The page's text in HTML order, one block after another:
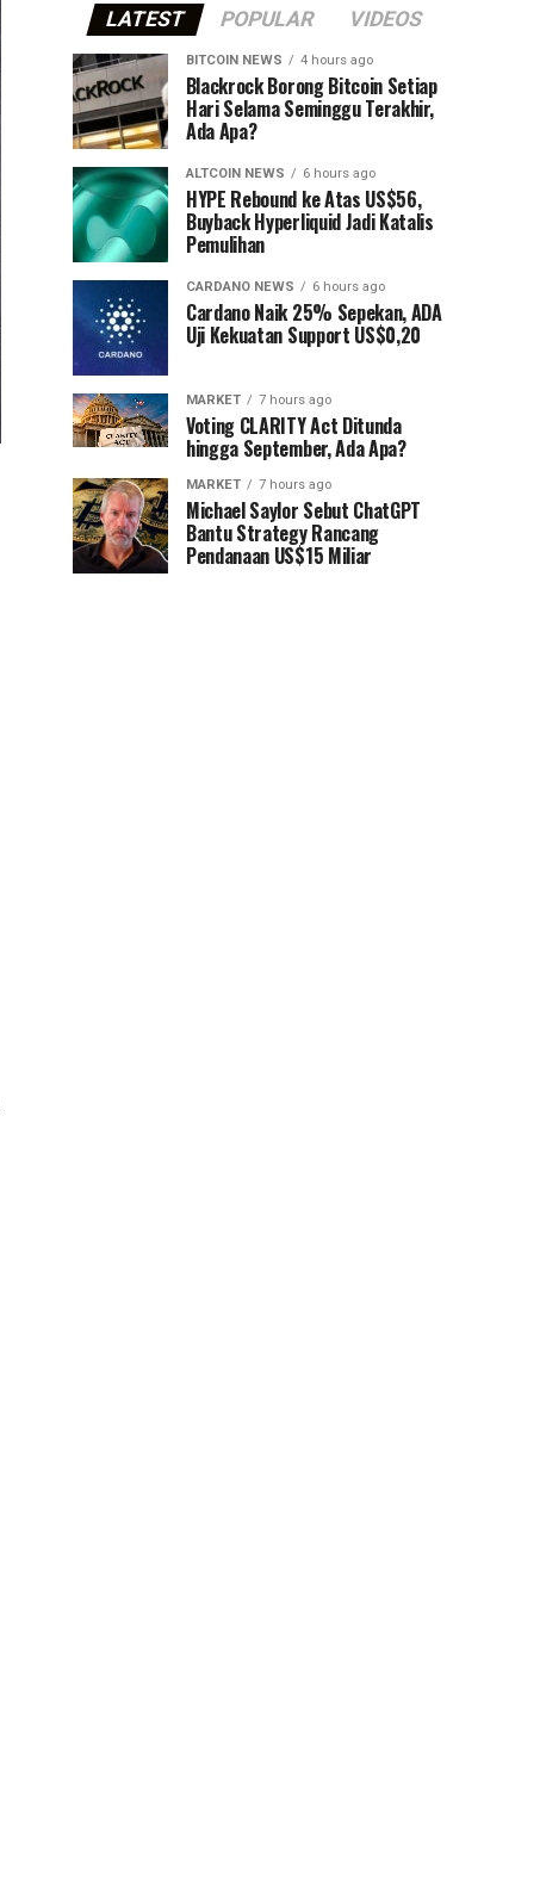
LATEST POPULAR VIDEOS
BITCOIN NEWS 4 hours ago
⁠Blackrock Borong Bitcoin Setiap
Hari Selama Seminggu Terakhir,
Ada Apa?
ALTCOIN NEWS 6 hours ago
HYPE Rebound ke Atas US$56,
Buyback Hyperliquid Jadi Katalis
Pemulihan
CARDANO NEWS 6 hours ago
Cardano Naik 25% Sepekan, ADA
Uji Kekuatan Support US$0,20
MARKET 7 hours ago
Voting CLARITY Act Ditunda
hingga September, Ada Apa?
MARKET 7 hours ago
Michael Saylor Sebut ChatGPT
Bantu Strategy Rancang
Pendanaan US$15 Miliar